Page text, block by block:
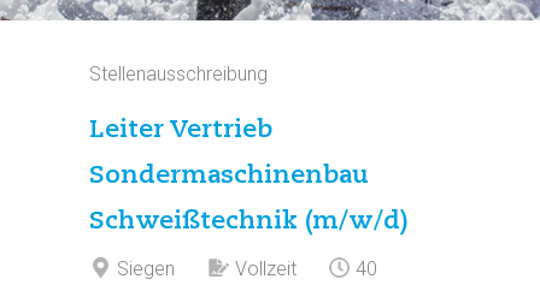
Stellenausschreibung
Leiter Vertrieb
Sondermaschinenbau
Schweißtechnik (m/w/d)
Siegen Vollzeit
40